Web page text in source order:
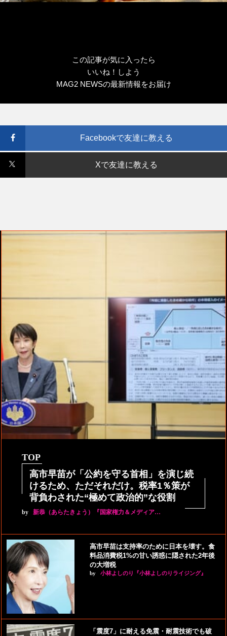
この記事が気に入ったら
いいね！しよう
MAG2 NEWSの最新情報をお届け
Facebookで友達に教える
Xで友達に教える
TOP
高市早苗が「公約を守る首相」を演じ続
けるため、ただそれだけ。税率1％策が
背負わされた“極めて政治的”な役割
by 新恭（あらたきょう）『国家権力＆メディア…
高市早苗は支持率のために日本を壊す。食
料品消費税1%の甘い誘惑に隠された2年後
の大増税
by 小林よしのり『小林よしのりライジング』
「震度7」に耐える免震・耐震技術でも破